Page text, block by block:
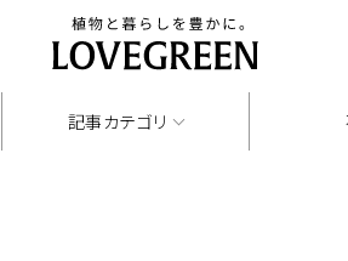
記事カテゴリ